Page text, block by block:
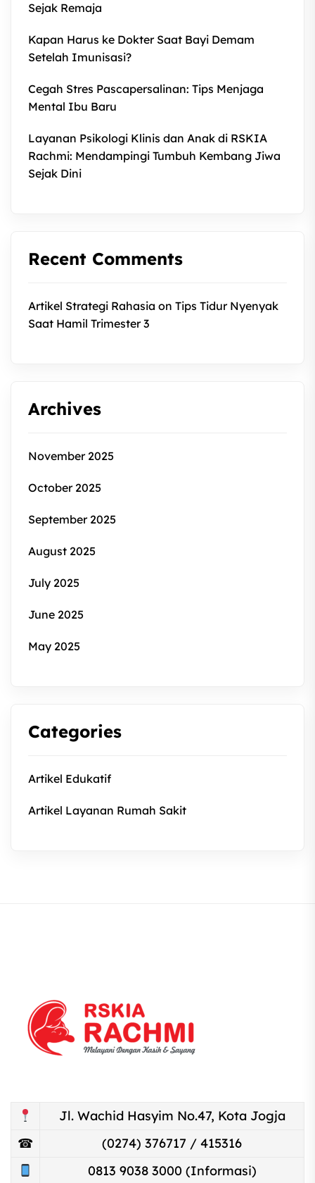
Sejak Remaja
Kapan Harus ke Dokter Saat Bayi Demam
Setelah Imunisasi?
Cegah Stres Pascapersalinan: Tips Menjaga
Mental Ibu Baru
Layanan Psikologi Klinis dan Anak di RSKIA
Rachmi: Mendampingi Tumbuh Kembang Jiwa
Sejak Dini
Recent Comments
Artikel Strategi Rahasia on Tips Tidur Nyenyak
Saat Hamil Trimester 3
Archives
November 2025
October 2025
September 2025
August 2025
July 2025
June 2025
May 2025
Categories
Artikel Edukatif
Artikel Layanan Rumah Sakit
Jl. Wachid Hasyim No.47, Kota Jogja
☎
(0274) 376717 / 415316
0813 9038 3000 (Informasi)